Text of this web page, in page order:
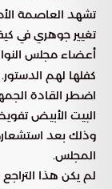
تشهد العاصمة
تغيير جوهري في
أعضاء مجلس
كفلها لهم
اضطر القادة
البيت الأبيض
وذلك بعد
المجلس.
لم يكن هذا